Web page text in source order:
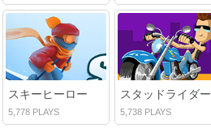
スキーヒーロー
5,778 PLAYS
スタッドライダー
5,738 PLAYS